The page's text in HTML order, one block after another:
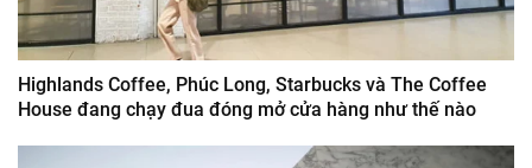
Highlands Coffee, Phúc Long, Starbucks và The Coffee
House đang chạy đua đóng mở cửa hàng như thế nào